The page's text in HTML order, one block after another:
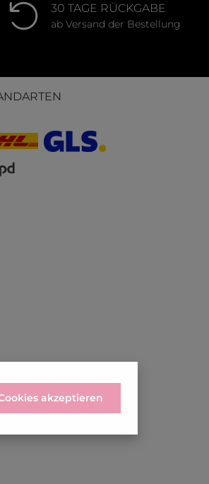
30 TAGE RÜCKGABE
ab Versand der Bestellung
akzeptieren